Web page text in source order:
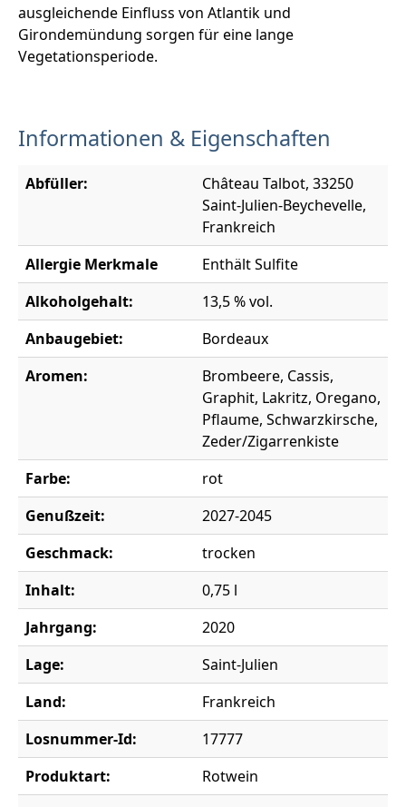
ausgleichende Einfluss von Atlantik und
Girondemündung sorgen für eine lange
Vegetationsperiode.
Informationen & Eigenschaften
Abfüller:
Château Talbot, 33250
Saint-Julien-Beychevelle,
Frankreich
Allergie Merkmale
Enthält Sulfite
Alkoholgehalt:
13,5 % vol.
Anbaugebiet:
Bordeaux
Aromen:
Brombeere, Cassis,
Graphit, Lakritz, Oregano,
Pflaume, Schwarzkirsche,
Zeder/Zigarrenkiste
Farbe:
rot
Genußzeit:
2027-2045
Geschmack:
trocken
Inhalt:
0,75 l
Jahrgang:
2020
Lage:
Saint-Julien
Land:
Frankreich
Losnummer-Id:
17777
Produktart:
Rotwein